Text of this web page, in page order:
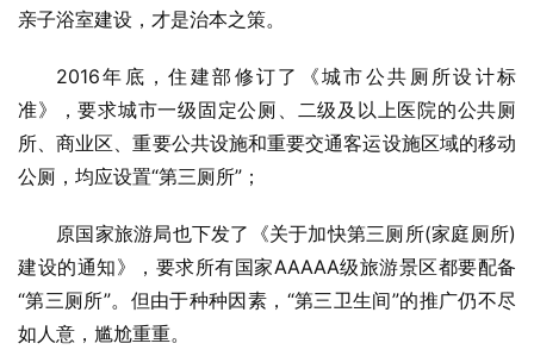
亲子浴室建设，才是治本之策。
2016年底，住建部修订了《城市公共厕所设计标
准》，要求城市一级固定公厕、二级及以上医院的公共厕
所、商业区、重要公共设施和重要交通客运设施区域的移动
公厕，均应设置“第三厕所”；
原国家旅游局也下发了《关于加快第三厕所(家庭厕所)
建设的通知》，要求所有国家AAAAA级旅游景区都要配备
“第三厕所”。但由于种种因素，“第三卫生间”的推广仍不尽
如人意，尴尬重重。